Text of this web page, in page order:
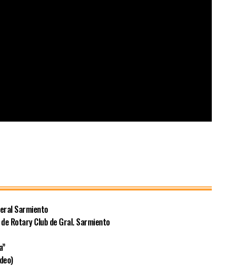
Sarmiento
Rotary Club de Gral. Sarmiento